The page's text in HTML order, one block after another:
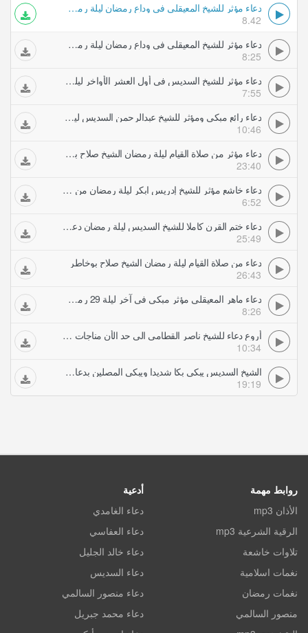
دعاء مؤثر للشيخ المعيقلي في وداع رمضان ليلة رمضان من صلاة القيام والتهجد الحرم المكي
8.42
دعاء مؤثر للشيخ المعيقلي في وداع رمضان ليلة رمضان من صلاة القيام والتهجد الحرم المكي
8:25
دعاء مؤثر للشيخ السديس في أول العشر الأواخر ليلة رمضان في الحرم المكي من صلاة القيام والتهجد
7:55
دعاء رائع مبكي ومؤثر للشيخ عبدالرحمن السديس ليلة رمضان في الحرم المكي من صلاة القيام والتهجد
10:46
دعاء مؤثر من صلاة القيام ليلة رمضان الشيخ صلاح بوخاطر
23:40
دعاء خاشع مؤثر للشيخ إدريس ابكر ليلة رمضان من مسجد الشيخ زايد الكبير
6:52
دعاء ختم القرن كاملا للشيخ السديس ليلة رمضان دعاء ختمة الحرم المكي للسديس
25:49
دعاء من صلاة القيام ليلة رمضان الشيخ صلاح بوخاطر
26:43
دعاء ماهر المعيقلي مؤثر مبكي في آخر ليلة 29 رمضان 1435 - تحري ليلة القدر
8:26
أروع دعاء للشيخ ناصر القطامى الى حد الأن مناجات رائعة جدا ليلة رمضان لا تفوت
10:34
الشيخ السديس يبكي بكا شديدا ويبكي المصلين بدعاء ليلة رمضان بالحرم صلاة القيام والتهجد
19:19
روابط مهمة
الأذان mp3
الرقية الشرعية mp3
تلاوات خاشعة
نغمات اسلامية
نغمات رمضان
منصور السالمي
أدعية
دعاء الغامدي
دعاء العفاسي
دعاء خالد الجليل
دعاء السديس
دعاء منصور السالمي
دعاء محمد جبريل